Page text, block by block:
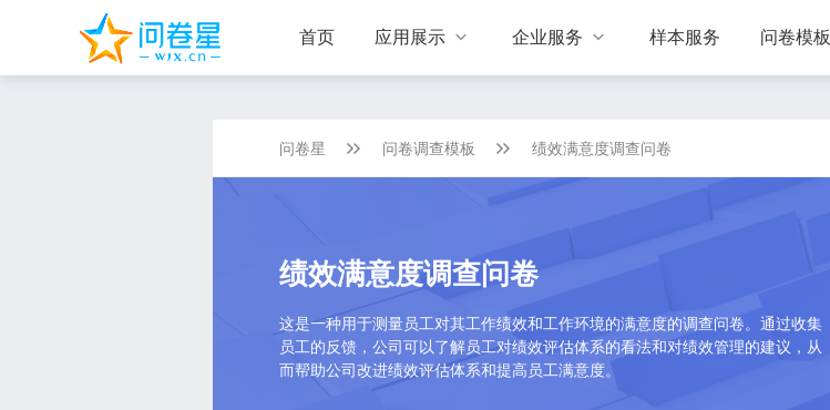
首页 应用展示  企业服务  样本服务 问卷模板
问卷星 问卷调查模板 绩效满意度调查问卷
绩效满意度调查问卷
这是一种用于测量员工对其工作绩效和工作环境的满意度的调查问卷。通过收集
员工的反馈，公司可以了解员工对绩效评估体系的看法和对绩效管理的建议，从
而帮助公司改进绩效评估体系和提高员工满意度。